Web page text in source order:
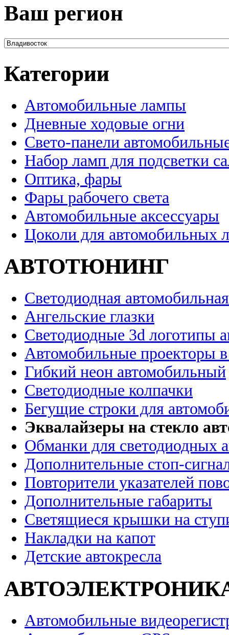
Ваш регион
Категории
Автомобильные лампы
Дневные ходовые огни
Свето-панели
Набор ламп для подсветки
Оптика, фары
Фары рабочего света
Автомобильные аксессуары
Цоколи для автомобильных
АВТОТЮНИНГ
Светодиодная
Ангельские глазки
Светодиодные 3d логотипы
Автомобильные проекторы
Гибкий неон автомобильный
Светодиодные колпачки
Бегущие строки для
Эквалайзеры на стекло
Обманки для светодиодных
Дополнительные стоп-
Повторители указателей
Дополнительные габариты
Светящиеся крышки на
Накладки на капот
Детские автокресла
Автомобильные